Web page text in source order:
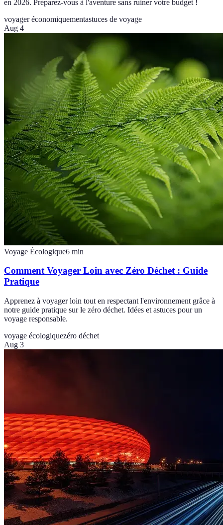
en 2026. Préparez-vous à l'aventure sans ruiner votre budget !
voyager économiquementastuces de voyage
Aug 4
Voyage Écologique6 min
Comment Voyager Loin avec Zéro Déchet : Guide
Pratique
Apprenez à voyager loin tout en respectant l'environnement grâce à
notre guide pratique sur le zéro déchet. Idées et astuces pour un
voyage responsable.
voyage écologiquezéro déchet
Aug 3